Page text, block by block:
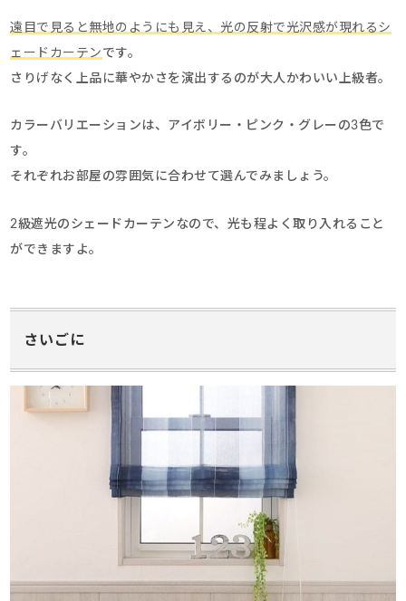
遠目で見ると無地のようにも見え、光の反射で光沢感が現れるシ
ェードカーテン です。
さりげなく上品に華やかさを演出するのが大人かわいい上級者。
カラーバリエーションは、アイボリー・ピンク・グレーの3色で
す。
それぞれお部屋の雰囲気に合わせて選んでみましょう。
2級遮光のシェードカーテンなので、光も程よく取り入れること
ができますよ。
さいごに